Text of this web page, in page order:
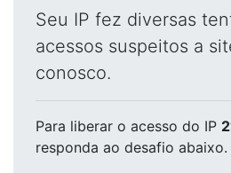
Seu IP fez diversas
acessos suspeitos a
conosco.
Para liberar o acesso do IP
responda ao desafio abaixo.